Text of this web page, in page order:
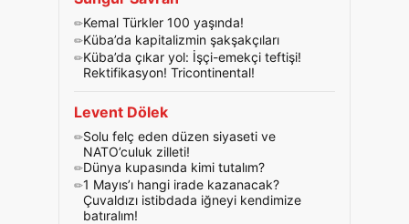
Kemal Türkler 100 yaşında!
Küba’da kapitalizmin şakşakçıları
Küba’da çıkar yol: İşçi-emekçi teftişi!
Rektifikasyon! Tricontinental!
Levent Dölek
Solu felç eden düzen siyaseti ve
NATO’culuk zilleti!
Dünya kupasında kimi tutalım?
1 Mayıs’ı hangi irade kazanacak?
Çuvaldızı istibdada iğneyi kendimize
batıralım!